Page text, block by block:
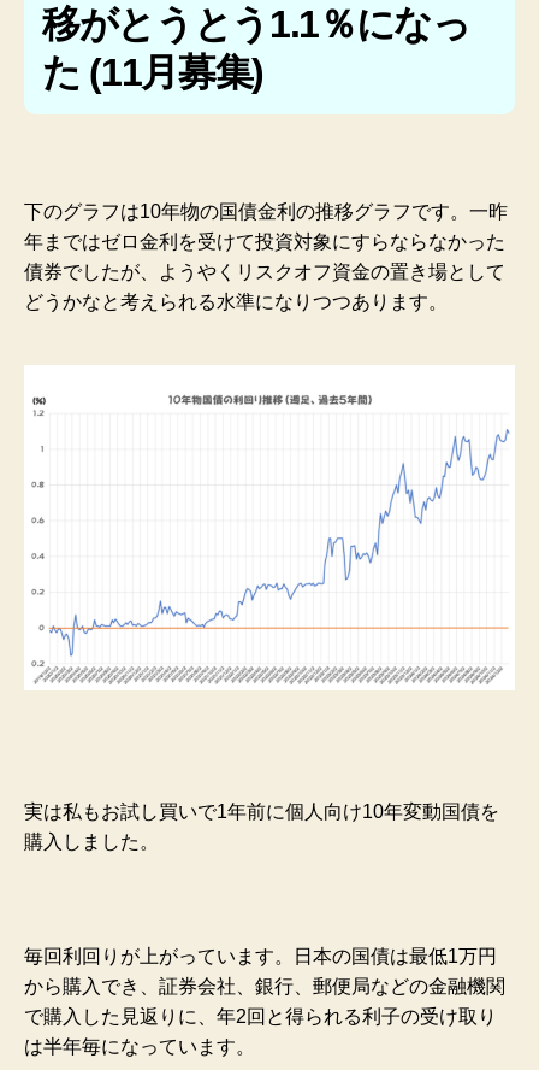
移がとうとう1.1％になっ
た (11月募集)
下のグラフは10年物の国債金利の推移グラフです。一昨
年まではゼロ金利を受けて投資対象にすらならなかった
債券でしたが、ようやくリスクオフ資金の置き場として
どうかなと考えられる水準になりつつあります。
実は私もお試し買いで1年前に個人向け10年変動国債を
購入しました。
毎回利回りが上がっています。日本の国債は最低1万円
から購入でき、証券会社、銀行、郵便局などの金融機関
で購入した見返りに、年2回と得られる利子の受け取り
は半年毎になっています。